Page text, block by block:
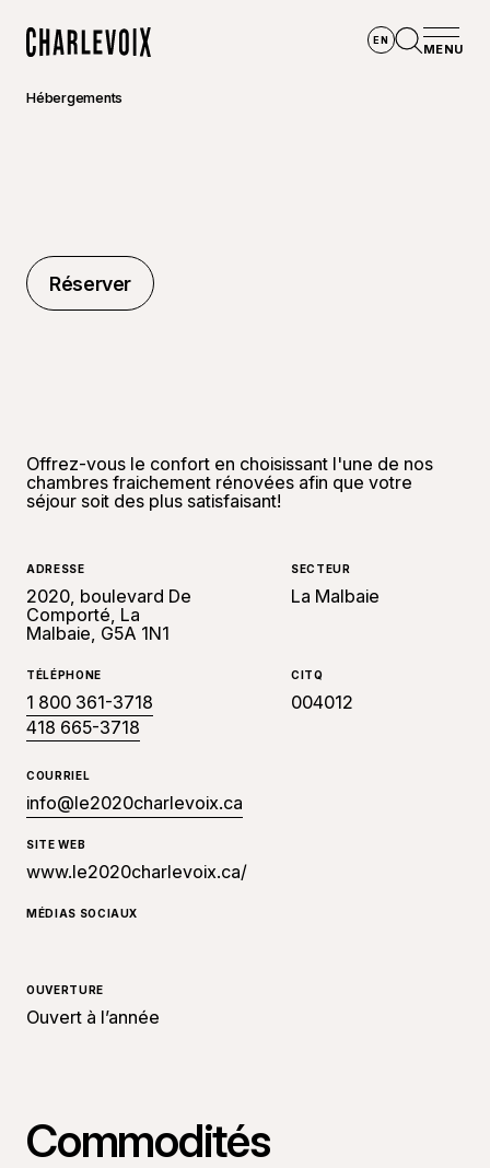
EN
MENU
Hébergements
Réserver
Réserver
Offrez-vous le confort en choisissant l'une de nos
chambres fraichement rénovées afin que votre
séjour soit des plus satisfaisant!
ADRESSE
2020, boulevard De
Comporté, La
Malbaie, G5A 1N1
SECTEUR
La Malbaie
TÉLÉPHONE
1 800 361-3718
418 665-3718
CITQ
004012
COURRIEL
info@le2020charlevoix.ca
SITE WEB
www.le2020charlevoix.ca/
MÉDIAS SOCIAUX
OUVERTURE
Ouvert à l’année
Commodités